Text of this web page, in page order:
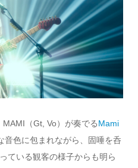
（Gt, Vo）が奏でるMami
音色に包まれながら、固唾を呑
ている観客の様子からも明ら